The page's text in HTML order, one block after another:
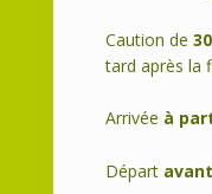
Caution de
tard après la
Arrivée à
Départ